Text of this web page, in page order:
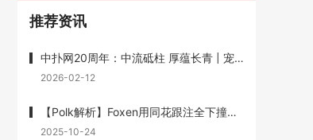
推荐资讯
中扑网20周年：中流砥柱 厚蕴长青 | 宠粉送书重磅福利 赠送《最优扑克玩法》
2026-02-12
【Polk解析】Foxen用同花跟注全下撞葫芦输1200w底池被狂喷，但Polk说他没有错
2025-10-24